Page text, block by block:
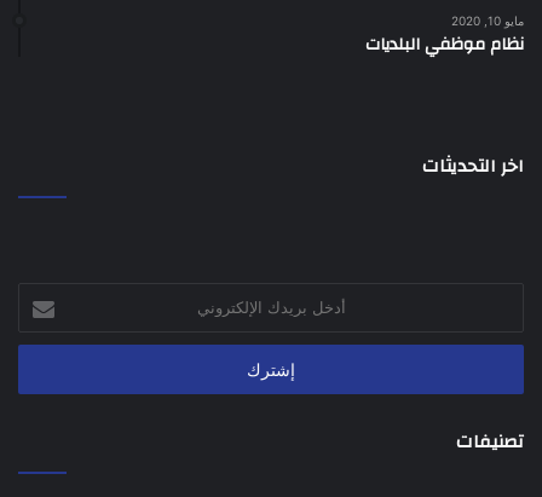
مايو 10, 2020
نظام موظفي البلديات
اخر التحديثات
الإلكتروني
تصنيفات